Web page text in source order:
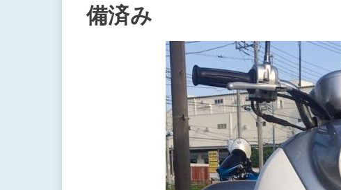
備済み